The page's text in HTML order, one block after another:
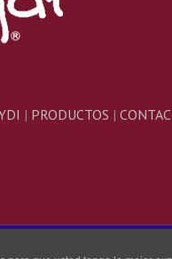
| PRODUCTOS |